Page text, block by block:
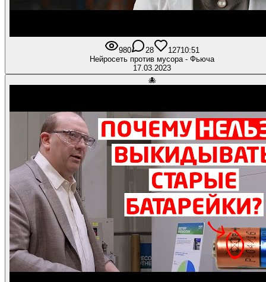
980 28 12710:51
Нейросеть против мусора - Фьюча
17.03.2023
🐙